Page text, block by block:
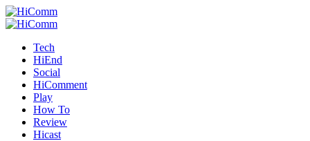
Tech
HiEnd
Social
HiComment
Play
How To
Review
Hicast